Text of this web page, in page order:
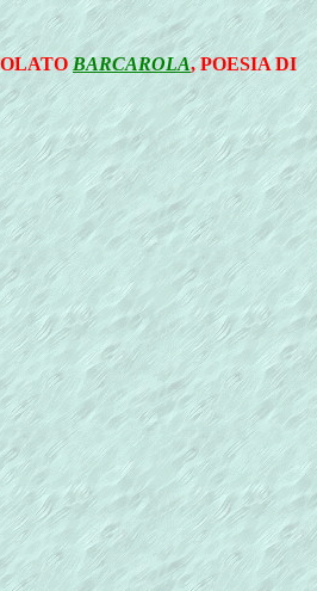
BARCAROLA, POESIA DI